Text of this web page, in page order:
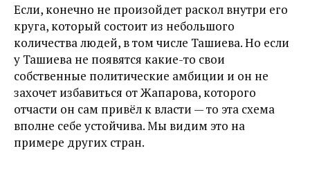
Если, конечно не произойдет раскол внутри его
круга, который состоит из небольшого
количества людей, в том числе Ташиева. Но если
у Ташиева не появятся какие-то свои
собственные политические амбиции и он не
захочет избавиться от Жапарова, которого
отчасти он сам привёл к власти — то эта схема
вполне себе устойчива. Мы видим это на
примере других стран.